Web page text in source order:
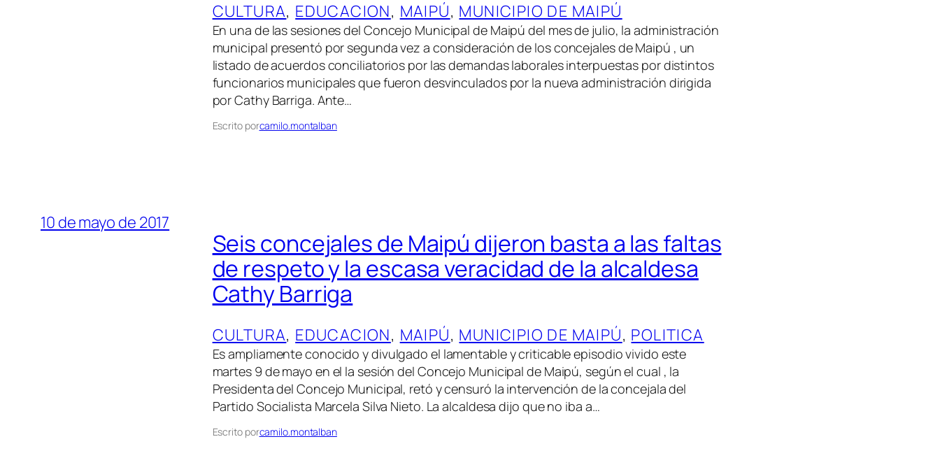
CULTURA, EDUCACION, MAIPÚ, MUNICIPIO DE MAIPÚ
En una de las sesiones del Concejo Municipal de Maipú del mes de julio, la administración
municipal presentó por segunda vez a consideración de los concejales de Maipú , un
listado de acuerdos conciliatorios por las demandas laborales interpuestas por distintos
funcionarios municipales que fueron desvinculados por la nueva administración dirigida
por Cathy Barriga. Ante…
Escrito porcamilo.montalban
10 de mayo de 2017
Seis concejales de Maipú dijeron basta a las faltas
de respeto y la escasa veracidad de la alcaldesa
Cathy Barriga
CULTURA, EDUCACION, MAIPÚ, MUNICIPIO DE MAIPÚ, POLITICA
Es ampliamente conocido y divulgado el lamentable y criticable episodio vivido este
martes 9 de mayo en el la sesión del Concejo Municipal de Maipú, según el cual , la
Presidenta del Concejo Municipal, retó y censuró la intervención de la concejala del
Partido Socialista Marcela Silva Nieto. La alcaldesa dijo que no iba a…
Escrito porcamilo.montalban